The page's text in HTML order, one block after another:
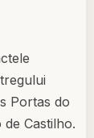
Portas do
Castilho.